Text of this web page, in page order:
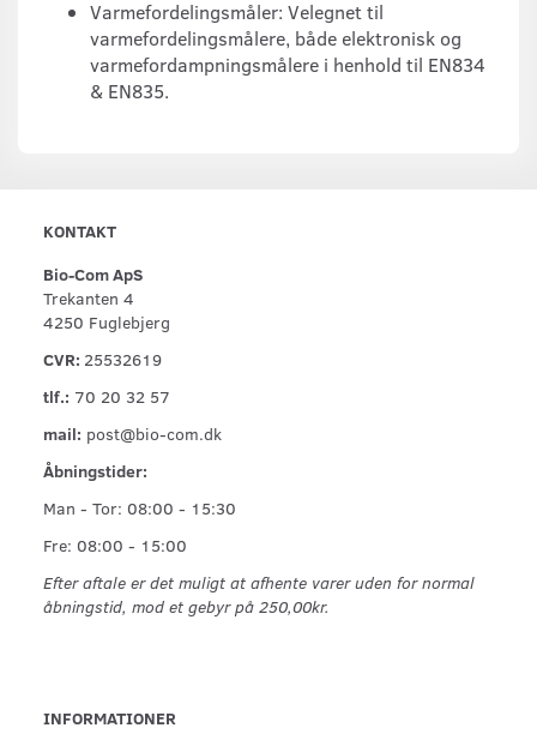
Varmefordelingsmåler: Velegnet til
varmefordelingsmålere, både elektronisk og
varmefordampningsmålere i henhold til EN834
& EN835.
KONTAKT
Bio-Com ApS
Trekanten 4
4250 Fuglebjerg
CVR: 25532619
tlf.: 70 20 32 57
mail: post@bio-com.dk
Åbningstider:
Man - Tor: 08:00 - 15:30
Fre: 08:00 - 15:00
Efter aftale er det muligt at afhente varer uden for normal
åbningstid, mod et gebyr på 250,00kr.
INFORMATIONER